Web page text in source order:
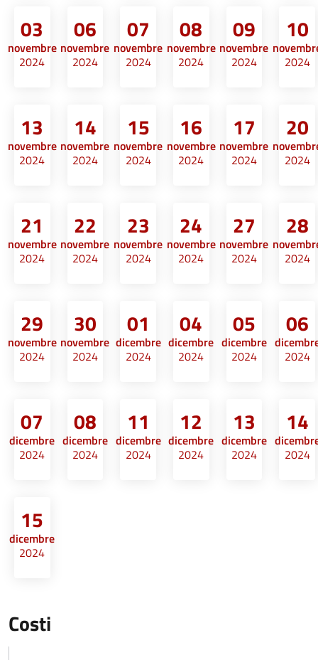
03
novembre
2024
06
novembre
2024
07
novembre
2024
08
novembre
2024
09
novembre
2024
10
2024
13
novembre
2024
14
novembre
2024
15
novembre
2024
16
novembre
2024
17
novembre
2024
20
2024
21
novembre
2024
22
novembre
2024
23
novembre
2024
24
novembre
2024
27
novembre
2024
28
2024
29
novembre
2024
30
novembre
2024
01
dicembre
2024
04
dicembre
2024
05
dicembre
2024
06
2024
07
dicembre
2024
08
dicembre
2024
11
dicembre
2024
12
dicembre
2024
13
dicembre
2024
14
2024
15
dicembre
2024
Costi